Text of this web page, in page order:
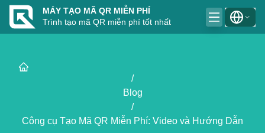
MÁY TẠO MÃ QR MIỄN PHÍ
Trình tạo mã QR miễn phí tốt nhất
/
Blog
/
Công cụ Tạo Mã QR Miễn Phí: Video và Hướng Dẫn